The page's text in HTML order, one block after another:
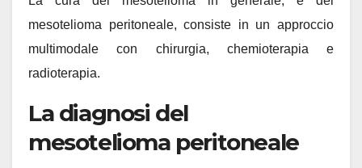
mesotelioma peritoneale, consiste in un approccio
multimodale con chirurgia, chemioterapia e
radioterapia.
La diagnosi del
mesotelioma peritoneale